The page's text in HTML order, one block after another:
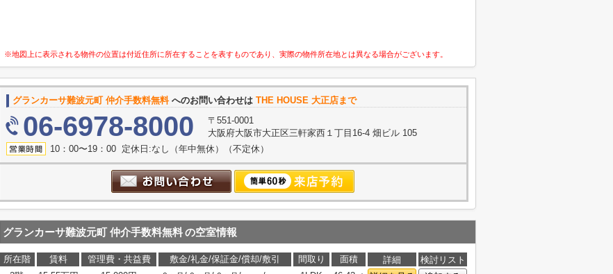
※地図上に表示される物件の位置は付近住所に所在することを表すものであり、実際の物件所在地とは異なる場合がございます。
グランカーサ難波元町 仲介手数料無料へのお問い合わせは THE HOUSE 大正店まで
06-6978-8000
〒551-0001
大阪府大阪市大正区三軒家西１丁目16-4 畑ビル 105
10：00〜19：00 定休日:なし（年中無休）（不定休）
グランカーサ難波元町 仲介手数料無料の空室情報
所在階 賃料 管理費・共益費 敷金/礼金/保証金/償却/敷引 間取り 面積 詳細
検討リスト